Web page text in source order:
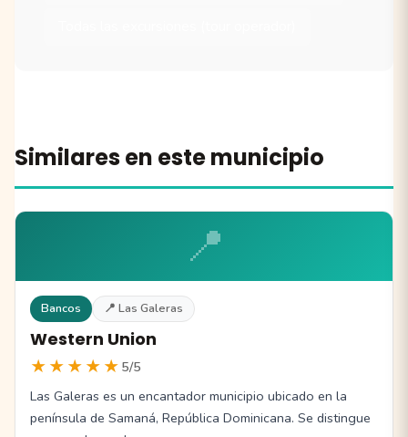
Similares en este municipio
📍
Bancos 📍 Las Galeras
Western Union
★★★★★ 5/5
Las Galeras es un encantador municipio ubicado en la
península de Samaná, República Dominicana. Se distingue